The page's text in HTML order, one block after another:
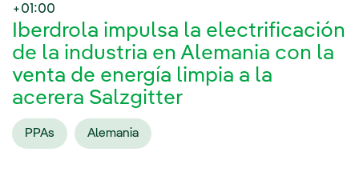
+01:00
Iberdrola impulsa la electrificación
de la industria en Alemania con la
venta de energía limpia a la
acerera Salzgitter
PPAs Alemania